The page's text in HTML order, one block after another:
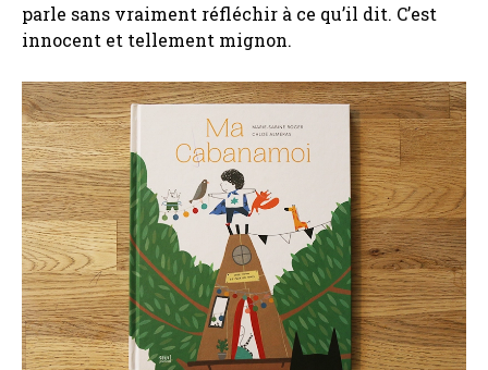
parle sans vraiment réfléchir à ce qu’il dit. C’est
innocent et tellement mignon.